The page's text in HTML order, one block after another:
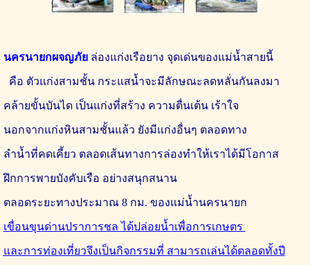
นครนายกผจญภัยล่องแก่งเรือยาง จุดเด่นของแม่น้ำสายนี้
คือ ตัวแก่งสามชั้น กระแสน้ำจะมีลักษณะลดหลั่นกันลงมา
คล้ายขั้นบันได เป็นแก่งที่สร้าง ความตื่นเต้น เร้าใจ
นอกจากแก่งหินสามชั้นแล้ว ยังมีแก่งอื่นๆ ตลอดทาง
ลำน้ำที่คดเคี้ยว ตลอดเส้นทางการล่องทำให้เราได้มีโอกาส
ฝึกการพายบังคับเรือ อย่างสนุกสนาน
ตลอดระยะทางประมาณ 8 กม. ของแม่น้ำนครนายก
เขื่อนขุนด่านปราการชล ได้ปล่อยน้ำเพื่อการเกษตร
และการท่องเที่ยวจึงเป็นกิจกรรมที่ สามารถเล่นได้ตลอดทั้งปี